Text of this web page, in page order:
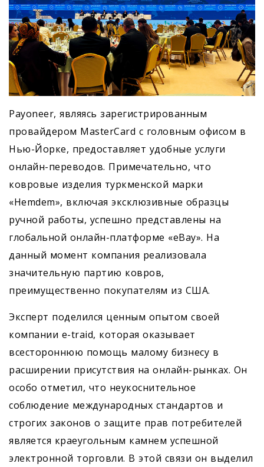
Payoneer, являясь зарегистрированным
провайдером MasterCard с головным офисом в
Нью-Йорке, предоставляет удобные услуги
онлайн-переводов. Примечательно, что
ковровые изделия туркменской марки
«Hemdem», включая эксклюзивные образцы
ручной работы, успешно представлены на
глобальной онлайн-платформе «eBay». На
данный момент компания реализовала
значительную партию ковров,
преимущественно покупателям из США.
Эксперт поделился ценным опытом своей
компании e-traid, которая оказывает
всестороннюю помощь малому бизнесу в
расширении присутствия на онлайн-рынках. Он
особо отметил, что неукоснительное
соблюдение международных стандартов и
строгих законов о защите прав потребителей
является краеугольным камнем успешной
электронной торговли. В этой связи он выделил